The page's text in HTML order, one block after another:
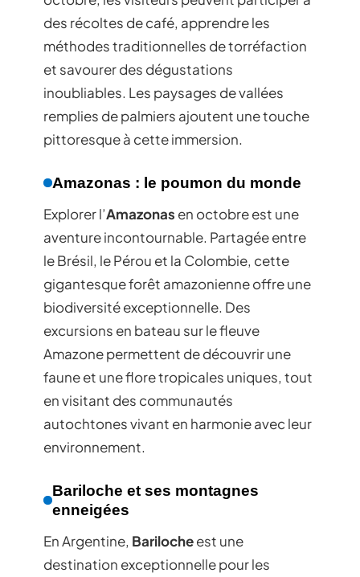
des récoltes de café, apprendre les
méthodes traditionnelles de torréfaction
et savourer des dégustations
inoubliables. Les paysages de vallées
remplies de palmiers ajoutent une touche
pittoresque à cette immersion.
Amazonas : le poumon du monde
Explorer l’Amazonas en octobre est une
aventure incontournable. Partagée entre
le Brésil, le Pérou et la Colombie, cette
gigantesque forêt amazonienne offre une
biodiversité exceptionnelle. Des
excursions en bateau sur le fleuve
Amazone permettent de découvrir une
faune et une flore tropicales uniques, tout
en visitant des communautés
autochtones vivant en harmonie avec leur
environnement.
Bariloche et ses montagnes
enneigées
En Argentine, Barilocheest une
destination exceptionnelle pour les